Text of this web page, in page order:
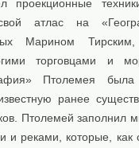
атлас на
Марином
торговцами и
Птолемея
ранее
Птолемей заполнил
и реками, которые, как